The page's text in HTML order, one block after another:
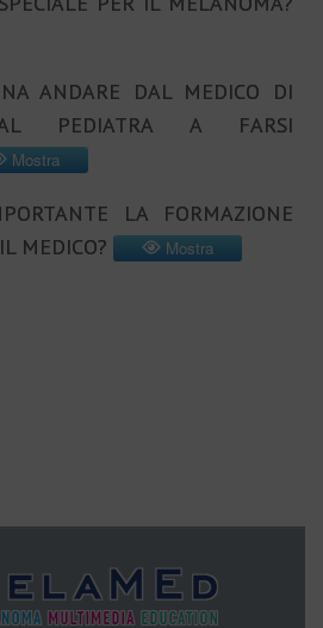
ANDARE DAL MEDICO DI
PEDIATRA A FARSI
Mostra
LA FORMAZIONE
MEDICO?
Mostra